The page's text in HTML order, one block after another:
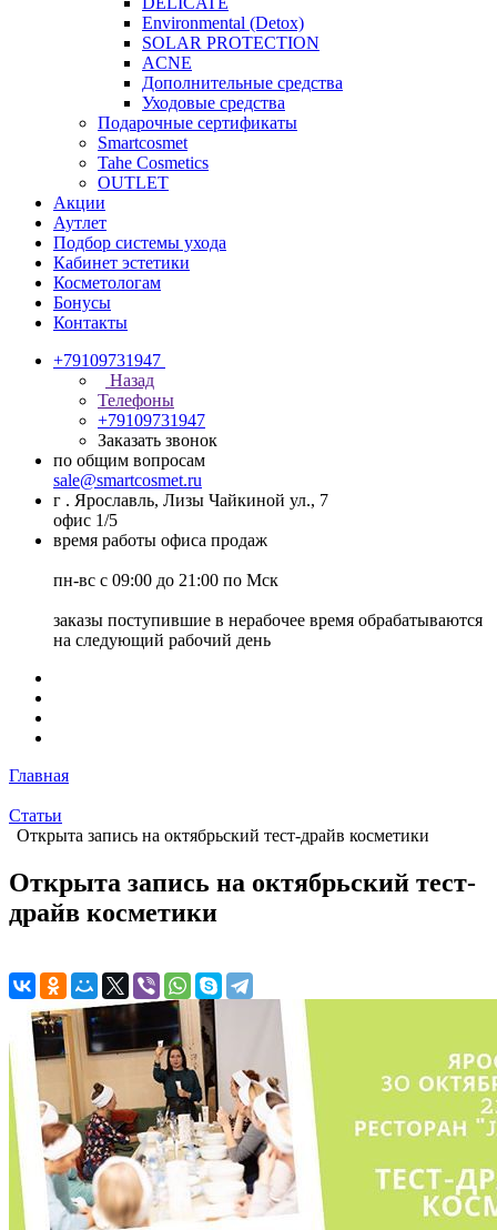
Environmental (Detox)
SOLAR PROTECTION
АCNE
Дополнительные средства
Уходовые средства
Подарочные сертификаты
Smartcosmet
Tahe Cosmetics
OUTLET
Акции
Аутлет
Подбор системы ухода
Кабинет эстетики
Косметологам
Бонусы
Контакты
+79109731947
Назад
Телефоны
+79109731947
Заказать звонок
по общим вопросам
sale@smartcosmet.ru
г . Ярославль, Лизы Чайкиной ул., 7
офис 1/5
время работы офиса продаж
пн-вс с 09:00 до 21:00 по Мск
заказы поступившие в нерабочее время обрабатываются
на следующий рабочий день
Главная
Статьи
Открыта запись на октябрьский тест-драйв косметики
Открыта запись на октябрьский тест-
драйв косметики